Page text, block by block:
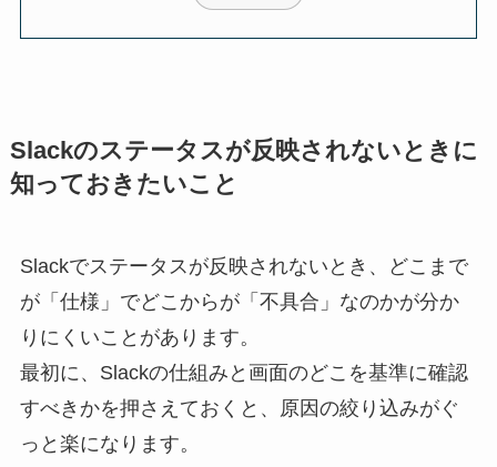
Slackのステータスが反映されないときに
知っておきたいこと
Slackでステータスが反映されないとき、どこまで
が「仕様」でどこからが「不具合」なのかが分か
りにくいことがあります。
最初に、Slackの仕組みと画面のどこを基準に確認
すべきかを押さえておくと、原因の絞り込みがぐ
っと楽になります。